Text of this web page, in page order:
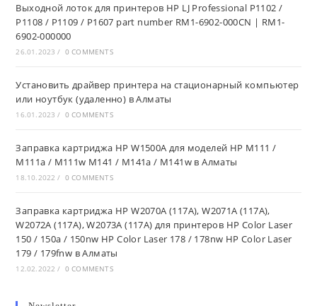
Выходной лоток для принтеров HP LJ Professional P1102 /
P1108 / P1109 / P1607 part number RM1-6902-000CN | RM1-
6902-000000
26.01.2023 / 0 COMMENTS
Установить драйвер принтера на стационарный компьютер
или ноутбук (удаленно) в Алматы
16.01.2023 / 0 COMMENTS
Заправка картриджа HP W1500A для моделей HP M111 /
M111a / M111w M141 / M141a / M141w в Алматы
18.10.2022 / 0 COMMENTS
Заправка картриджа HP W2070A (117A), W2071A (117A),
W2072A (117A), W2073A (117A) для принтеров HP Color Laser
150 / 150a / 150nw HP Color Laser 178 / 178nw HP Color Laser
179 / 179fnw в Алматы
12.02.2022 / 0 COMMENTS